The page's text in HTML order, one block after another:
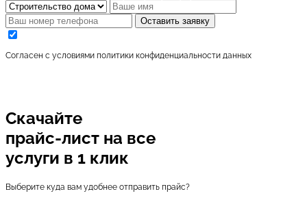
Оставить заявку
Cогласен с условиями политики конфиденциальности данных
Скачайте
прайс-лист на все
услуги в 1 клик
Выберите куда вам удобнее отправить прайс?